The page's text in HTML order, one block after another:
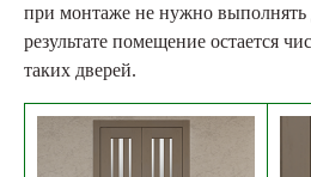
при монтаже не нужно
результате помещение остается
таких дверей.